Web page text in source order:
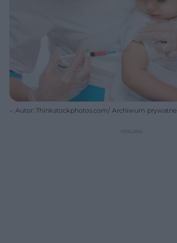
Autor: Thinkstockphotos.com/ Archiwum prywatne